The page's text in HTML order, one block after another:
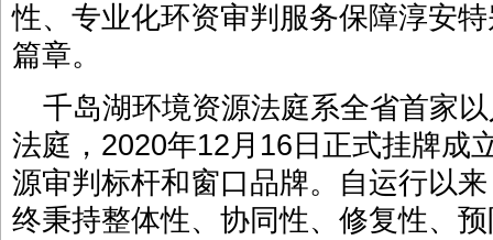
性、专业化环资审判服务保障淳安
篇章。
千岛湖环境资源法庭系全省首家
法庭，2020年12月16日正式挂牌成
源审判标杆和窗口品牌。自运行以
终秉持整体性、协同性、修复性、